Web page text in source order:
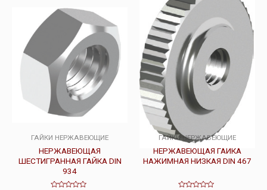
ГАЙКИ НЕРЖАВЕЮЩИЕ
НЕРЖАВЕЮЩАЯ
ШЕСТИГРАННАЯ ГАЙКА DIN
934
ГАЙКИ НЕРЖАВЕЮЩИЕ
НЕРЖАВЕЮЩАЯ ГАЙКА
НАЖИМНАЯ НИЗКАЯ DIN 467